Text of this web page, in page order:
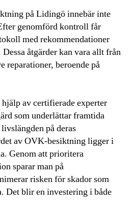
på Lidingö innebär inte
genomförd kontroll får
med rekommendationer
åtgärder kan vara allt från
reparationer, beroende på
hjälp av certifierade experter
som underlättar framtida
på deras
av OVK-besiktning ligger i
Genom att prioritera
sparar man på
risken för skador som
Det blir en investering i både